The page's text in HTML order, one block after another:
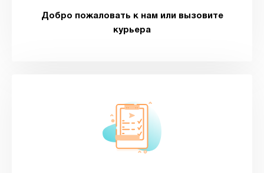
Добро пожаловать к нам или вызовите
курьера